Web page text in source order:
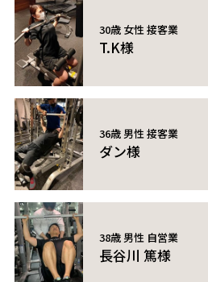
た。通う前は過度な食事制限などでダイ
出来なかったのですが、食事も工夫次第
べるのが好きな私にとって、無理なく続
食事管理を考えられるようにもなりまし
ーナーさんが親身に分かりやすく教え
トレーニングになり、とても楽しく続け
ダイエット目的だったのですが、生活に
とで、悪い生活習慣も改善され、自分の
なり、心にも余裕がうまれました！これ
続けていきたいです。ありがとうござい
30歳 女性 接客業
T.K様
トレーニングを始めて一ヶ月ほど経ち
つも丁寧にマシンの使い方や、体のどこ
ていただけているので、いつも安心して
ています。また、日に日にボディライン
見えて分かるのでトレーニングを行うこ
ます。
36歳 男性 接客業
ダン様
トレーナーの方が知識豊富で食事内容
ます。
私は仕事柄お酒を飲む機会も多く、時間
レーナーさんはその辺を考慮した食事ア
で、痩せて来ていますが大変さは無いです
38歳 男性 自営業
長谷川 篤様